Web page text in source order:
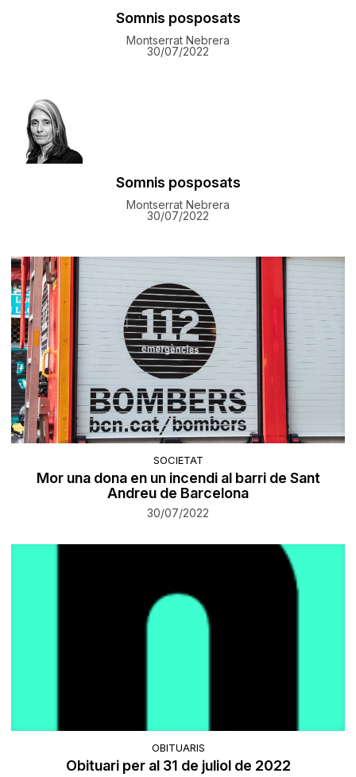
Somnis posposats
Montserrat Nebrera
30/07/2022
Somnis posposats
Montserrat Nebrera
30/07/2022
SOCIETAT
Mor una dona en un incendi al barri de Sant
Andreu de Barcelona
30/07/2022
OBITUARIS
Obituari per al 31 de juliol de 2022